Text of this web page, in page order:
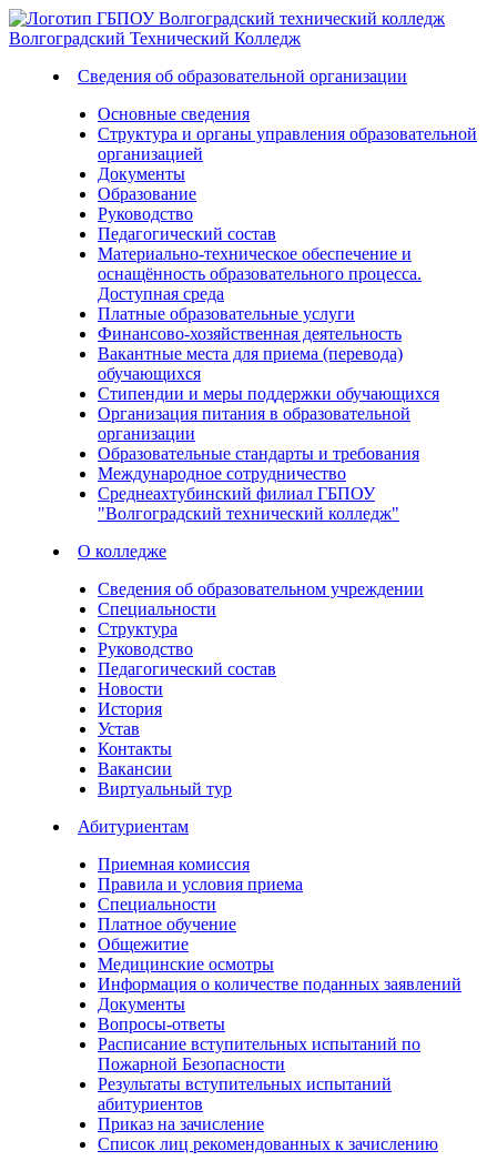
Волгоградский Технический Колледж
Сведения об образовательной организации
Основные сведения
Структура и органы управления образовательной
организацией
Документы
Образование
Руководство
Педагогический состав
Материально-техническое обеспечение и
оснащённость образовательного процесса.
Доступная среда
Платные образовательные услуги
Финансово-хозяйственная деятельность
Вакантные места для приема (перевода)
обучающихся
Стипендии и меры поддержки обучающихся
Организация питания в образовательной
организации
Образовательные стандарты и требования
Международное сотрудничество
Среднеахтубинский филиал ГБПОУ
"Волгоградский технический колледж"
О колледже
Сведения об образовательном учреждении
Специальности
Структура
Руководство
Педагогический состав
Новости
История
Устав
Контакты
Вакансии
Виртуальный тур
Абитуриентам
Приемная комиссия
Правила и условия приема
Специальности
Платное обучение
Общежитие
Медицинские осмотры
Информация о количестве поданных заявлений
Документы
Вопросы-ответы
Расписание вступительных испытаний по
Пожарной Безопасности
Результаты вступительных испытаний
абитуриентов
Приказ на зачисление
Список лиц рекомендованных к зачислению